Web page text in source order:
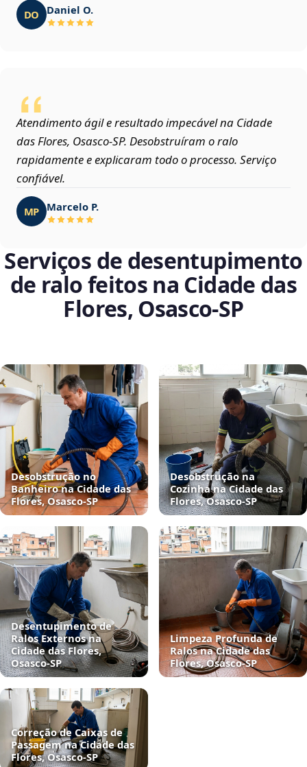
DO Daniel O.
Atendimento ágil e resultado impecável na Cidade
das Flores, Osasco‑SP. Desobstruíram o ralo
rapidamente e explicaram todo o processo. Serviço
confiável.
MP Marcelo P.
Serviços de desentupimento
de ralo feitos na Cidade das
Flores, Osasco‑SP
Desobstrução no
Banheiro na Cidade das
Flores, Osasco‑SP
Desobstrução na
Cozinha na Cidade das
Flores, Osasco‑SP
Desentupimento de
Ralos Externos na
Cidade das Flores,
Osasco‑SP
Limpeza Profunda de
Ralos na Cidade das
Flores, Osasco‑SP
Correção de Caixas de
Passagem na Cidade das
Flores, Osasco‑SP